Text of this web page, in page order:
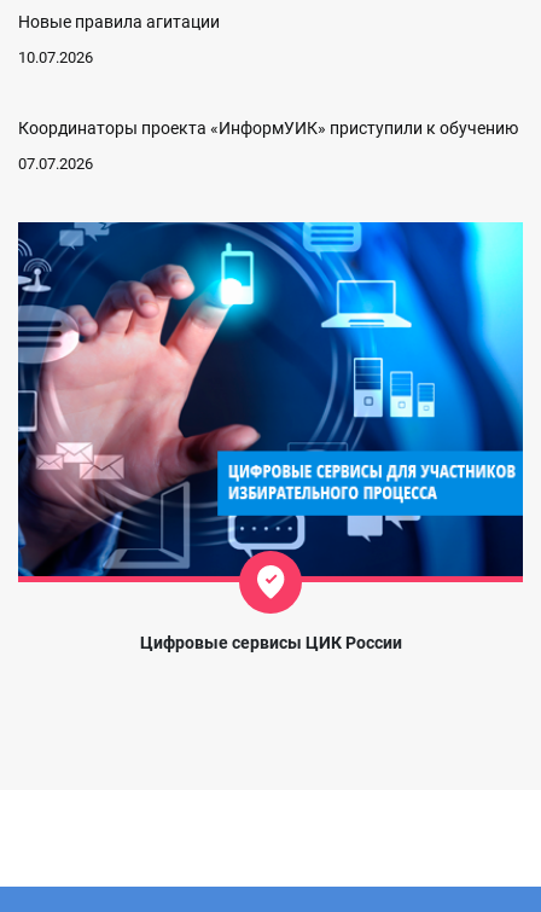
Новые правила агитации
10.07.2026
Координаторы проекта «ИнформУИК» приступили к обучению
07.07.2026
Цифровые сервисы ЦИК России